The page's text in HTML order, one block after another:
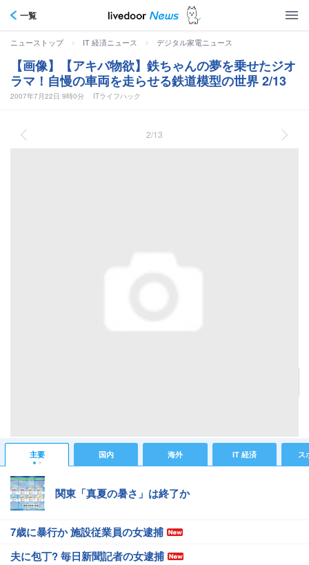
一覧
ニューストップ > IT 経済ニュース > デジタル家電ニュース
【画像】【アキバ物欲】鉄ちゃんの夢を乗せたジオ
ラマ！自慢の車両を走らせる鉄道模型の世界 2/13
2007年7月22日 9時0分 ITライフハック
2/13
主要 国内 海外 IT 経済 ス
関東「真夏の暑さ」は終了か
7歳に暴行か 施設従業員の女逮捕
夫に包丁? 毎日新聞記者の女逮捕